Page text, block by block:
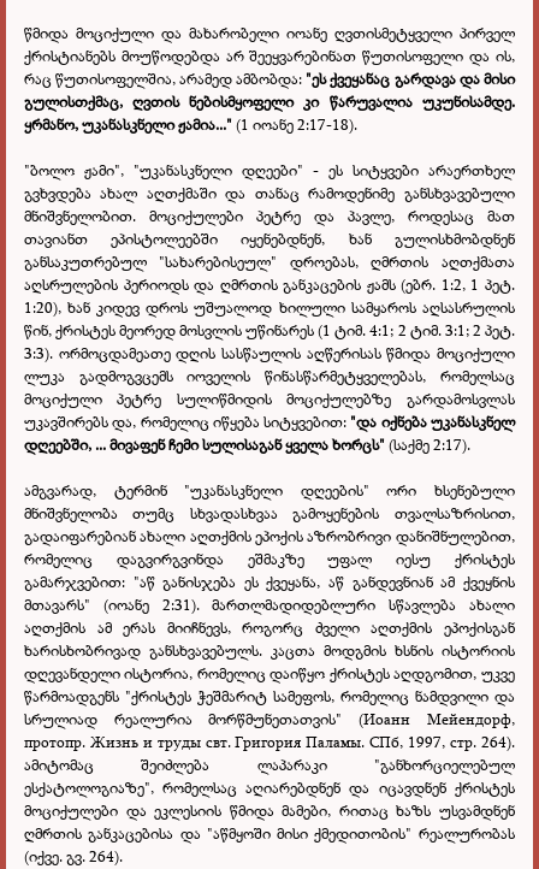
წმიდა მოციქული და მახარობელი იოანე ღვთისმეტყველი პირველ
ქრისტიანებს მოუწოდებდა არ შეეყვარებინათ წუთისოფელი და ის,
რაც წუთისოფელშია, არამედ ამბობდა: "ეს ქვეყანაც გარდავა და მისი
გულისთქმაც, ღვთის ნებისმყოფელი კი წარუვალია უკუნისამდე.
ყრმანო, უკანასკნელი ჟამია..." (1 იოანე 2:17-18).
"ბოლო ჟამი", "უკანასკნელი დღეები" - ეს სიტყვები არაერთხელ
გვხვდება ახალ აღთქმაში და თანაც რამოდენიმე განსხვავებული
მნიშვნელობით. მოციქულები პეტრე და პავლე, როდესაც მათ
თავიანთ ეპისტოლეებში იყენებდნენ, ხან გულისხმობდნენ
განსაკუთრებულ "სახარებისეულ" დროებას, ღმრთის აღთქმათა
აღსრულების პერიოდს და ღმრთის განკაცების ჟამს (ებრ. 1:2, 1 პეტ.
1:20), ხან კიდევ დროს უშუალოდ ხილული სამყაროს აღსასრულის
წინ, ქრისტეს მეორედ მოსვლის უწინარეს (1 ტიმ. 4:1; 2 ტიმ. 3:1; 2 პეტ.
3:3). ორმოცდამეათე დღის სასწაულის აღწერისას წმიდა მოციქული
ლუკა გადმოგვცემს იოველის წინასწარმეტყველებას, რომელსაც
მოციქული პეტრე სულიწმიდის მოციქულებზე გარდამოსვლას
უკავშირებს და, რომელიც იწყება სიტყვებით: "და იქნება უკანასკნელ
დღეებში, ... მივაფენ ჩემი სულისაგან ყველა ხორცს" (საქმე 2:17).
ამგვარად, ტერმინ "უკანასკნელი დღეების" ორი ხსენებული
მნიშვნელობა თუმც სხვადასხვაა გამოყენების თვალსაზრისით,
გადაიფარებიან ახალი აღთქმის ეპოქის აზრობრივი დანიშნულებით,
რომელიც დაგვირგვინდა ეშმაკზე უფალ იესუ ქრისტეს
გამარჯვებით: "აწ განისჯება ეს ქვეყანა, აწ განდევნიან ამ ქვეყნის
მთავარს" (იოანე 2:31). მართლმადიდებლური სწავლება ახალი
აღთქმის ამ ერას მიიჩნევს, როგორც ძველი აღთქმის ეპოქისგან
ხარისხობრივად განსხვავებულს. კაცთა მოდგმის ხსნის ისტორიის
დღევანდელი ისტორია, რომელიც დაიწყო ქრისტეს აღდგომით, უკვე
წარმოადგენს "ქრისტეს ჭეშმარიტ სამეფოს, რომელიც ნამდვილი და
სრულიად რეალურია მორწმუნეთათვის" (Иоанн Мейендорф,
протопр. Жизнь и труды свт. Григория Паламы. СПб, 1997, стр. 264).
ამიტომაც შეიძლება ლაპარაკი "განხორციელებულ
ესქატოლოგიაზე", რომელსაც აღიარებდნენ და იცავდნენ ქრისტეს
მოციქულები და ეკლესიის წმიდა მამები, რითაც ხაზს უსვამდნენ
ღმრთის განკაცებისა და "აწმყოში მისი ქმედითობის" რეალურობას
(იქვე. გვ. 264).